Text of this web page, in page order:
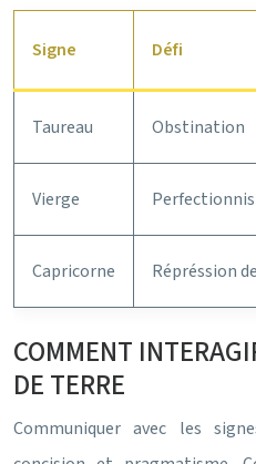
Signe Défi
Taureau Obstination
Vierge
Capricorne Répréssion
COMMENT
DE TERRE
Communiquer avec les